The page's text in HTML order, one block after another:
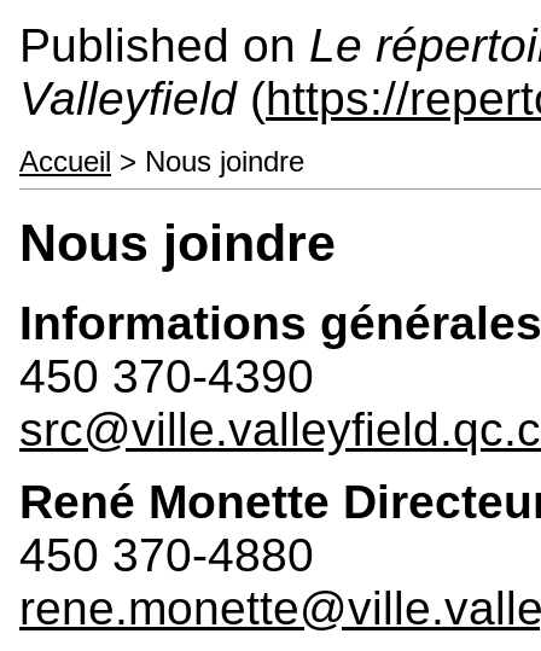
Published on Le
Valleyfield(https://
Accueil > Nous joindre
Nous joindre
Informations générales
450 370-4390
René Monette
450 370-4880